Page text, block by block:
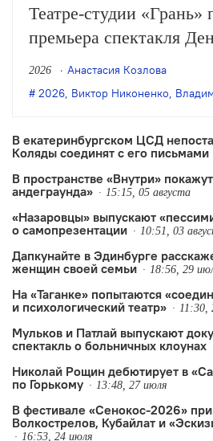
Театре-студии «Грань»
премьера спектакля
«Жили-были» по пьесе
Бирюкова.
2026
Анастасия Козлова
2026, Виктор Никоненко,
В екатеринбургском ЦСД
Коляды соединят с его письмами
В пространстве «Внутри»
андеграунда»
15:15, 05 августа
«Назаровцы» выпускают
о самопрезентации
10:51, 03
Дапкунайте в Эдинбурге
женщин своей семьи
18:56, 29
На «Таганке» попытаются
и психологический театр»
11:30,
Мульков и Патлай выпускают
спектакль о больничных клоунах
Николай Рощин дебютирует в
по Горькому
13:48, 27 июля
В фестивале «Сенокос-2026»
Волкострелов, Кубайлат и
16:53, 24 июля